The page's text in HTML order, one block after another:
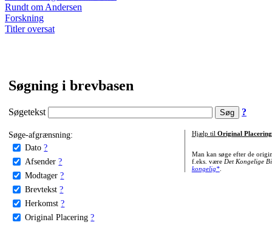
Rundt om Andersen
Forskning
Titler oversat
Søgning i brevbasen
Søgetekst ?
Søge-afgrænsning:
Dato ?
Afsender ?
Modtager ?
Brevtekst ?
Herkomst ?
Original Placering ?
Hjælp til Original Placering
Man kan søge efter de
f.eks. være Det Kongelige
kongelig*.